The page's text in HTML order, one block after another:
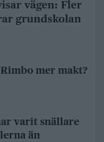
vägen: Fler
grundskolan
Rimbo mer makt?
varit snällare
än